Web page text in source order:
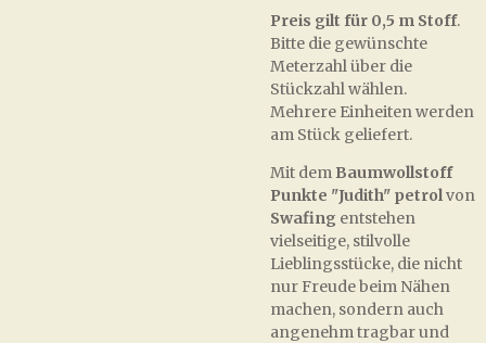
Preis gilt für 0,5 m Stoff.
Bitte die gewünschte
Meterzahl über die
Stückzahl wählen.
Mehrere Einheiten werden
am Stück geliefert.
Mit dem Baumwollstoff
Punkte "Judith" petrolvon
Swafing entstehen
vielseitige, stilvolle
Lieblingsstücke, die nicht
nur Freude beim Nähen
machen, sondern auch
angenehm tragbar und